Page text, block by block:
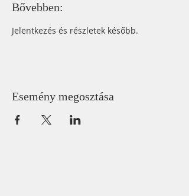
Bővebben:
Jelentkezés és részletek később.
Esemény megosztása